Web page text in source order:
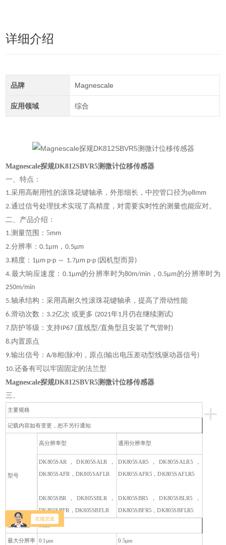
详细介绍
品牌 Magnescale
应用领域 综合
Magnescale探规DK812SBVR5测微计位移传感器
一、特点：
1.采用高耐用性的滚珠花键轴承，外形细长，中控管口径为φ8mm
2.通过信号处理技术实现了高精度，对需要实时性的测量也能应对。
二、产品介绍：
1.测量范围：5mm
2.分辨率：0.1µm ，0.5µm
3.精度： 1µm p-p ～ 1.7µm p-p (因机型而异)
4.最大响应速度： 0.1µm的分辨率时为80m/min ，0.5µm的分辨率时为
250m/min
5.轴承结构：采用高耐久性滚珠花键轴承，提高了滑动性能
6.滑动次数： 3.2亿次 或更多 (2021年1月仍在继续测试)
7. 防护等级：支持IP67 (直线型/直角型且安装了气管时)
8.内置原点
9.输出信号：A/B相 (脉冲) ，原点(输出电压差动型线驱动器信号)
10.还备有可以牢固固定的法兰型
Magnescale探规DK812SBVR5测微计位移传感器
三、
+
主要规格
记载内容如有变更，恕不另行通知
型号
高分辨率型 通用分辨率型
DK805SAR，DK805SALR，
DK805SAFR，DK805SAFLR
DK805SBR，DK805SBLR，
DK805SBFR，DK805SBFLR
DK805SAR5，DK805SALR5，
DK805SAFR5，DK805SAFLR5
DK805SBR5，DK805SBLR5，
DK805SBFR5，DK805SBFLR5
测量范围 5mm
最大分辨率 0.1µm 0.5µm